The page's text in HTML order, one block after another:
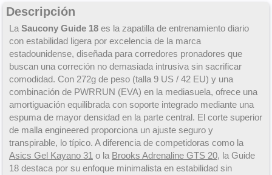
Descripción
La Saucony Guide 18 es la zapatilla de entrenamiento diario
con estabilidad ligera por excelencia de la marca
estadounidense, diseñada para corredores pronadores que
buscan una correción no demasiada intrusiva sin sacrificar
comodidad. Con 272g de peso (talla 9 US / 42 EU) y una
combinación de PWRRUN (EVA) en la mediasuela, ofrece una
amortiguación equilibrada con soporte integrado mediante una
espuma de mayor densidad en la parte central. El corte superior
de malla engineered proporciona un ajuste seguro y
transpirable, lo típico. A diferencia de competidoras como la
Asics Gel Kayano 31 o la Brooks Adrenaline GTS 20, la Guide
18 destaca por su enfoque minimalista en estabilidad sin